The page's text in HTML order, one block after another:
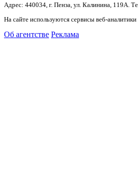
Адрес: 440034, г. Пенза, ул. Калинина, 119А.
На сайте используются сервисы веб-
Об агентстве Реклама